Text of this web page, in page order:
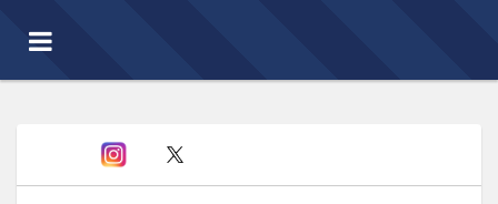
Toggle
navigation